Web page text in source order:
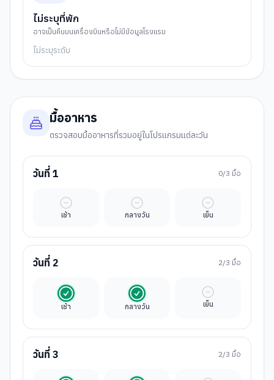
ไม่ระบุที่พัก
อาจเป็นคืนบนเครื่องบินหรือไม่มีข้อมูลโรงแรม
ไม่ระบุระดับ
มื้ออาหาร
ตรวจสอบมื้ออาหารที่รวมอยู่ในโปรแกรมแต่ละวัน
วันที่ 1 0/3 มื้อ
เช้า
มื้ออิสระ
กลางวัน
มื้ออิสระ
เย็น
มื้ออิสระ
วันที่ 2 2/3 มื้อ
เช้า
รวมในค่าทัวร์
กลางวัน
รวมในค่าทัวร์
เย็น
มื้ออิสระ
วันที่ 3 2/3 มื้อ